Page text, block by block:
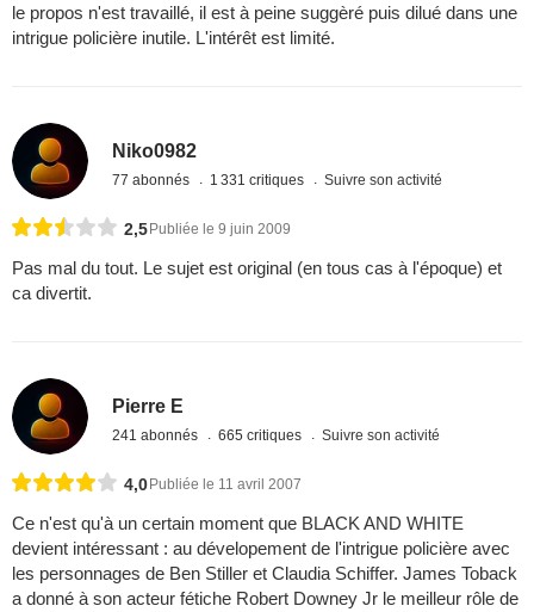
le propos n'est travaillé, il est à peine suggèré puis dilué dans une
intrigue policière inutile. L'intérêt est limité.
Niko0982
77 abonnés 1 331 critiques Suivre son activité
2,5 Publiée le 9 juin 2009
Pas mal du tout. Le sujet est original (en tous cas à l'époque) et
ca divertit.
Pierre E
241 abonnés 665 critiques Suivre son activité
4,0 Publiée le 11 avril 2007
Ce n'est qu'à un certain moment que BLACK AND WHITE
devient intéressant : au dévelopement de l'intrigue policière avec
les personnages de Ben Stiller et Claudia Schiffer. James Toback
a donné à son acteur fétiche Robert Downey Jr le meilleur rôle de